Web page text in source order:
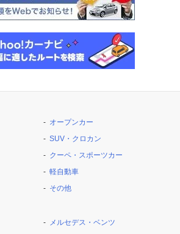
オープンカー
SUV・クロカン
クーペ・スポーツカー
軽自動車
その他
メルセデス・ベンツ